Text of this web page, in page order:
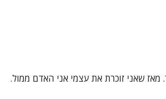
מאז שאני זוכרת את עצמי אני האדם ממול.